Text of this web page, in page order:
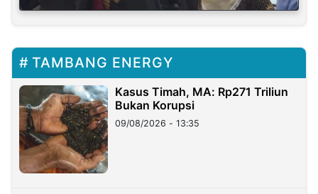
TAMBANG ENERGY
Kasus Timah, MA: Rp271 Triliun
Bukan Korupsi
09/08/2026 - 13:35